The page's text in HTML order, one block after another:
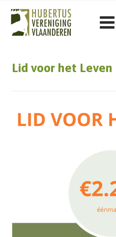
Lid voor het Leven